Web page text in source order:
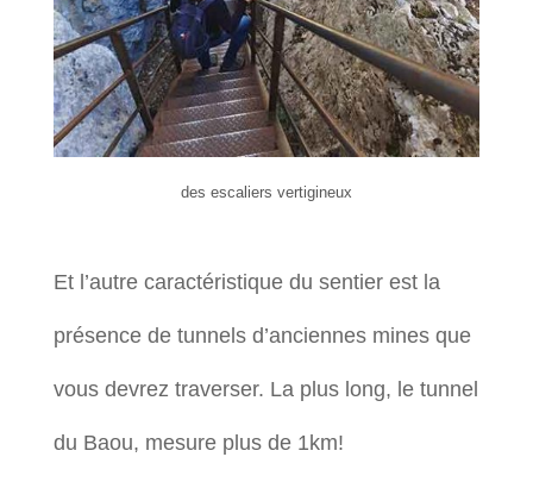
des escaliers vertigineux
Et l’autre caractéristique du sentier est la
présence de tunnels d’anciennes mines que
vous devrez traverser. La plus long, le tunnel
du Baou, mesure plus de 1km!